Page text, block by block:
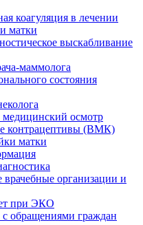
коагуляция в лечении
матки
выскабливание
маммолога
состояния
осмотр
контрацептивы (ВМК)
матки
организации и
при ЭКО
обращениями граждан